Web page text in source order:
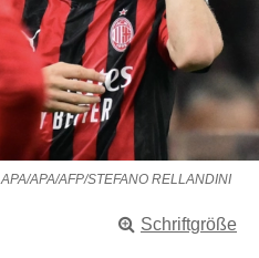
APA/APA/AFP/STEFANO RELLANDINI
Schriftgröße